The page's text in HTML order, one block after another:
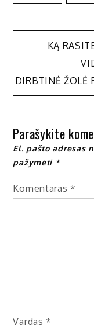
tarp
KĄ
DIRBTINĖ ŽOLĖ
Parašykite
El. pašto adresas
pažymėti *
Komentaras *
Vardas *